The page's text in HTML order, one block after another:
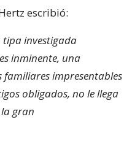
escribió:
tipa investigada
inminente, una
impresentables
obligados, no le llega
gran